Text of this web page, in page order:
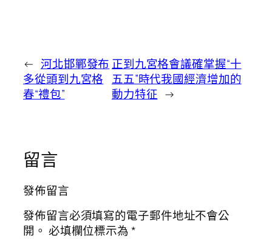
← 河北邯鄲發布
多從頭到九宮格
春“禮包”
正到九宮格會議確掌握“十
五五”時代我國經濟增加的
動力特征 →
留言
發佈留言
發佈留言必須填寫的電子郵件地址不會公
開。 必填欄位標示為*